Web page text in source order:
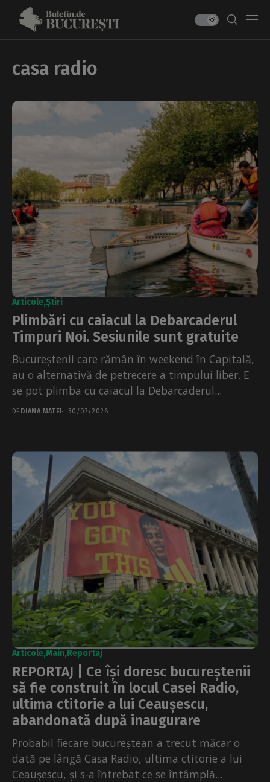
casa radio
Articole Știri
Plimbări cu caiacul la Debarcaderul
Timpuri Noi. Sesiunile sunt gratuite
Bucureștenii care rămân în weekend în Capitală,
au o alternativă de petrecere a timpului liber. E
se pot plimba cu caiacul la Debarcaderul...
DE DIANA MATEI 30/07/2026
Articole Main Reportaj
REPORTAJ | Ce își doresc bucureștenii
să fie construit în locul Casei Radio,
ultima ctitorie a lui Ceaușescu,
abandonată după inaugurare
Probabil fiecare bucureștean a trecut măcar o
dată pe lângă Casa Radio, ultima ctitorie a lui
Ceaușescu, și s-a întrebat ce se întâmplă...